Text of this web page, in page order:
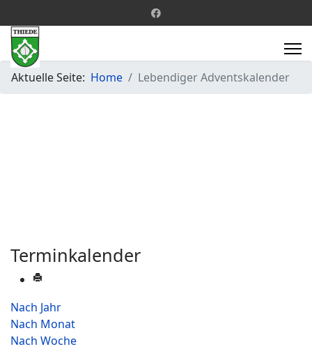
Aktuelle Seite: Home Lebendiger Adventskalender
Terminkalender
Nach Jahr
Nach Monat
Nach Woche